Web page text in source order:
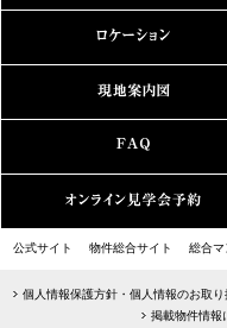
公式サイト 物件総合サイト 総合マ
個人情報保護方針・個人情報のお取り
掲載物件情報